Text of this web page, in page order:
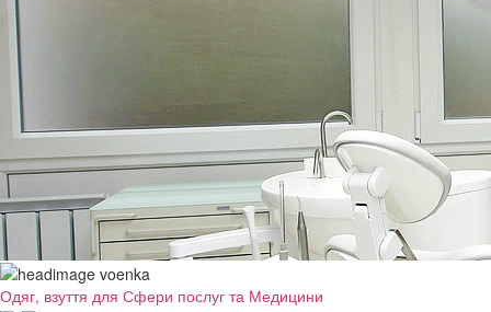
Одяг, взуття для Сфери послуг та Медицини